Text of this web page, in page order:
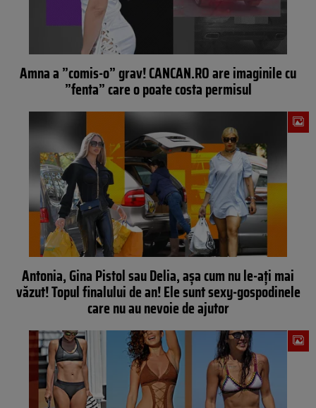
Amna a ”comis-o” grav! CANCAN.RO are imaginile cu
”fenta” care o poate costa permisul
Antonia, Gina Pistol sau Delia, așa cum nu le-ați mai
văzut! Topul finalului de an! Ele sunt sexy-gospodinele
care nu au nevoie de ajutor